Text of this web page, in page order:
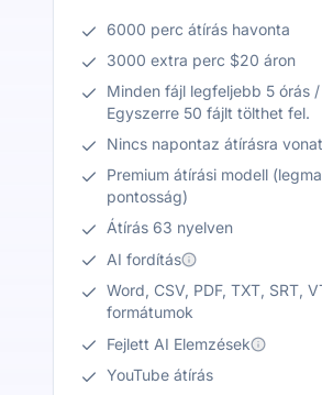
6000 perc átírás havonta
3000 extra perc $20 áron
Minden fájl legfeljebb 5 órás /
Egyszerre 50 fájlt tölthet fel.
Nincs napontaz átírásra
Premium átírási modell
pontosság)
Átírás 63 nyelven
AI fordítás
Word, CSV, PDF, TXT, SRT,
formátumok
Fejlett AI Elemzések
YouTube átírás